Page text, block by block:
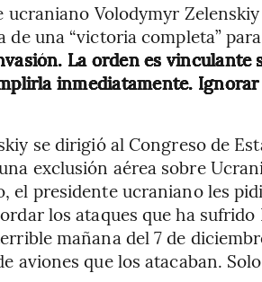
Volodymyr
una “victoria completa”
La orden es vinculante
inmediatamente.
se dirigió al Congreso de
exclusión aérea sobre
el presidente ucraniano les
los ataques que ha sufrido
mañana del 7 de
aviones que los atacaban.